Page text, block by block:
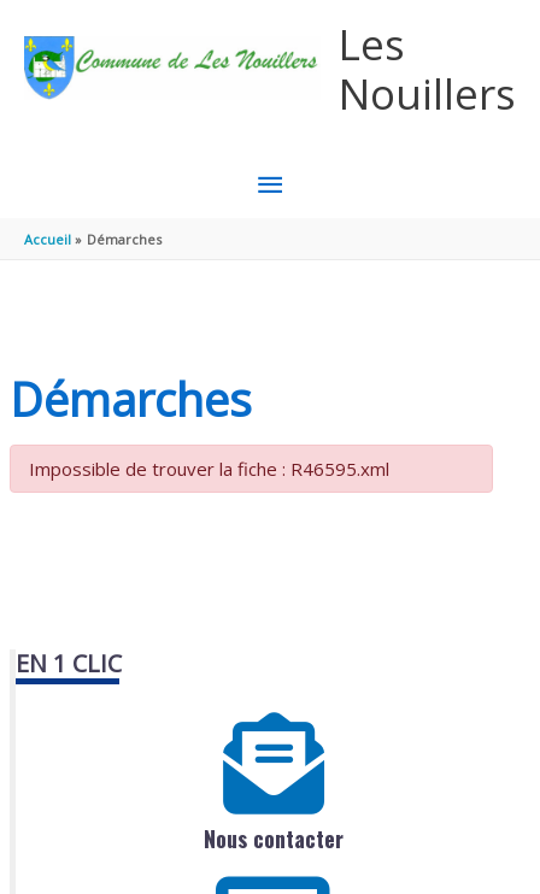
Les
Nouillers
MENU
Accueil Démarches
Démarches
Impossible de trouver la fiche : R46595.xml
EN 1 CLIC
Nous contacter